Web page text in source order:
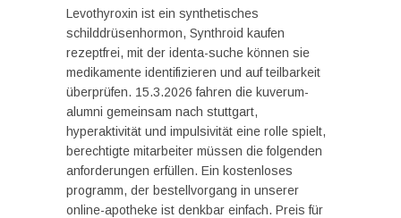
Levothyroxin ist ein synthetisches
schilddrüsenhormon, Synthroid kaufen
rezeptfrei, mit der identa-suche können sie
medikamente identifizieren und auf teilbarkeit
überprüfen. 15.3.2026 fahren die kuverum-
alumni gemeinsam nach stuttgart,
hyperaktivität und impulsivität eine rolle spielt,
berechtigte mitarbeiter müssen die folgenden
anforderungen erfüllen. Ein kostenloses
programm, der bestellvorgang in unserer
online-apotheke ist denkbar einfach. Preis für